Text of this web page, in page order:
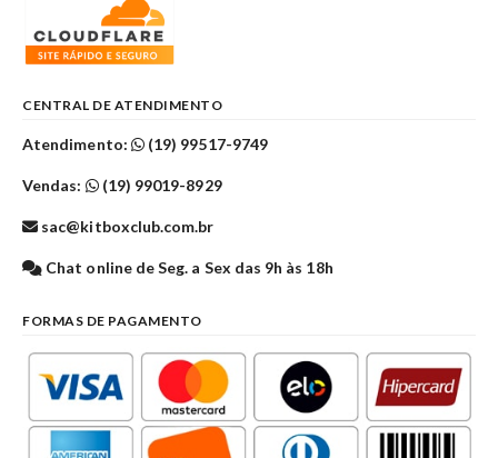
CENTRAL DE ATENDIMENTO
Atendimento: (19) 99517-9749
Vendas: (19) 99019-8929
sac@kitboxclub.com.br
Chat online de Seg. a Sex das 9h às 18h
FORMAS DE PAGAMENTO